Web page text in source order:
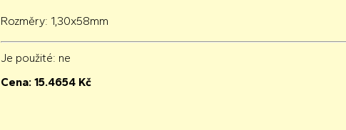
Rozměry: 1,30x58mm
Je použité: ne
Cena: 15.4654 Kč